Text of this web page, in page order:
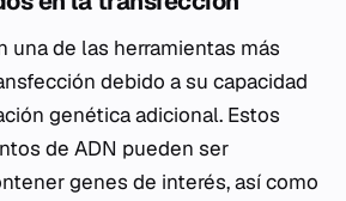
una de las herramientas más
debido a su capacidad
genética adicional. Estos
de ADN pueden ser
genes de interés, así como